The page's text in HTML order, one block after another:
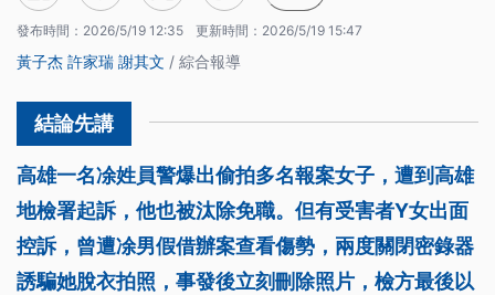
發布時間： 2026/5/19 12:35 更新時間： 2026/5/19 15:47
黃子杰 許家瑞 謝其文 / 綜合報導
高雄一名凃姓員警爆出偷拍多名報案女子，遭到高雄
地檢署起訴，他也被汰除免職。但有受害者Y女出面
控訴，曾遭凃男假借辦案查看傷勢，兩度關閉密錄器
誘騙她脫衣拍照，事發後立刻刪除照片，檢方最後以